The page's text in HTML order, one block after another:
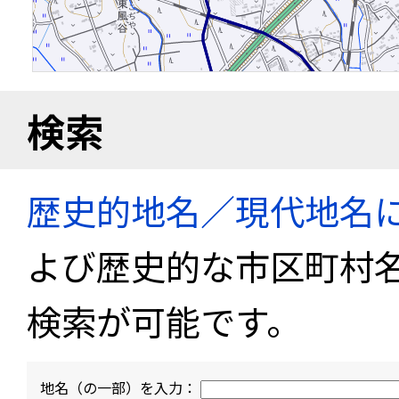
検索
歴史的地名／現代地名
よび歴史的な市区町村
検索が可能です。
地名（の一部）を入力：